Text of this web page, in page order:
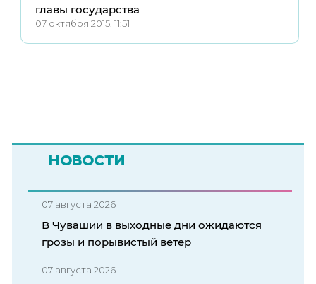
главы государства
07 октября 2015, 11:51
НОВОСТИ
07 августа 2026
В Чувашии в выходные дни ожидаются
грозы и порывистый ветер
07 августа 2026